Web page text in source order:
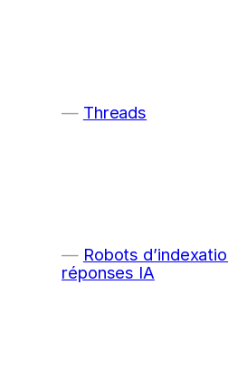
Threads
Robots
réponses IA